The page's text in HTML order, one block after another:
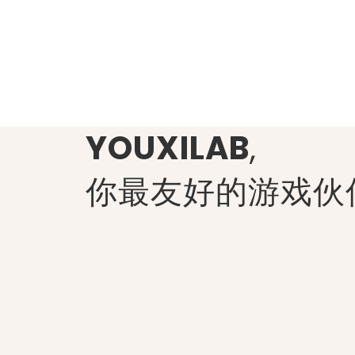
YOUXILAB,
你最友好的游戏伙